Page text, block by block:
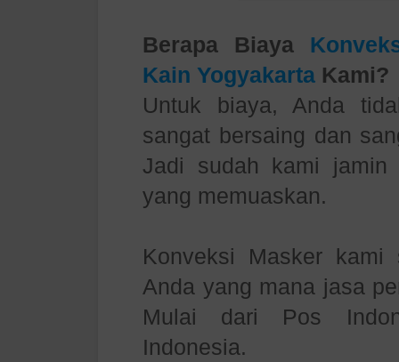
Berapa Biaya
Kain Yogyakarta Kami?
Untuk biaya, Anda
sangat bersaing dan
Jadi sudah kami jamin
yang memuaskan.
Konveksi Masker
Anda yang mana jasa
Mulai dari Pos
Indonesia.